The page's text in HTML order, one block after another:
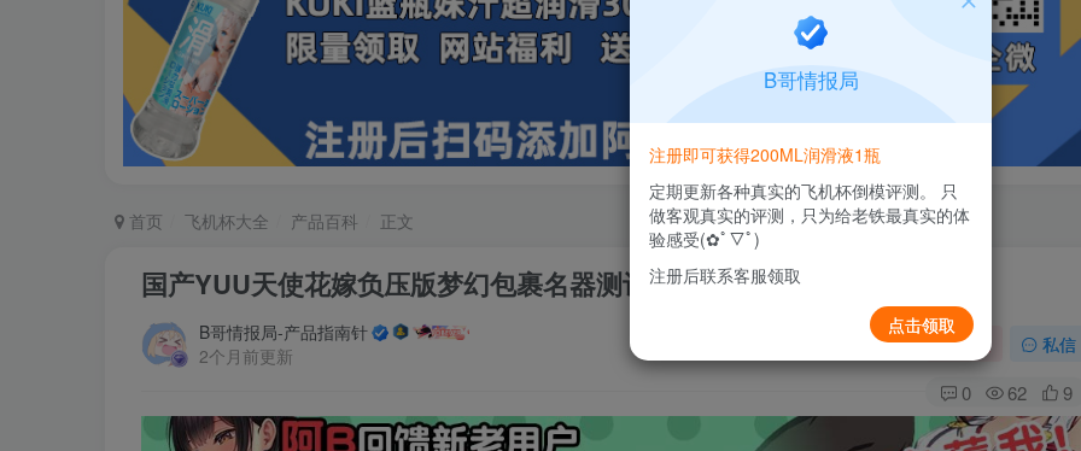
首页 飞机杯大全 产品百科 正文
国产YUU天使花嫁负压版梦幻包裹名器测评报告
B哥情报局-产品指南针
2个月前更新
关注 私信
0 62 9
B哥情报局
注册即可获得200ML润滑液1瓶
定期更新各种真实的飞机杯倒模评测。 只
做客观真实的评测，只为给老铁最真实的体
验感受(✿ﾟ▽ﾟ)
注册后联系客服领取
点击领取